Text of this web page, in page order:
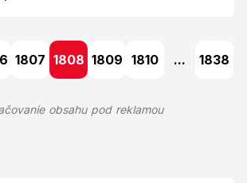
1807 1808 1809 1810 ... 1838
obsahu pod reklamou